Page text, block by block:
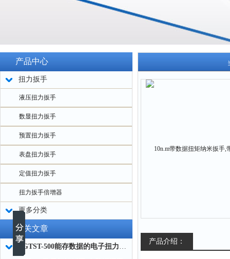
产品中心
扭力扳手
液压扭力扳手
数显扭力扳手
预置扭力扳手
表盘扭力扳手
定值扭力扳手
扭力扳手倍增器
更多分类
相关文章
SGTST-500能存数据的电子扭力扳手 带工作记录的智能扭力扳手厂家
产品介绍：